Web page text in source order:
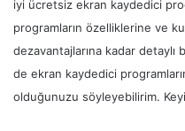
iyi ücretsiz ekran kaydedici
programların özelliklerine ve
dezavantajlarına kadar
de ekran kaydedici
olduğunuzu söyleyebilirim.